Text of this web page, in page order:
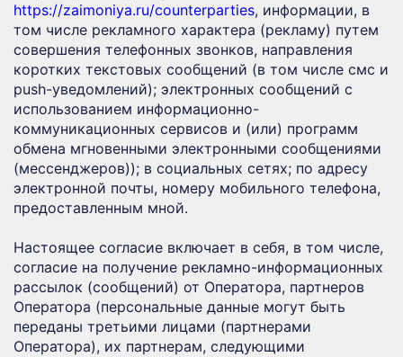
https://zaimoniya.ru/counterparties, информации, в
том числе рекламного характера (рекламу) путем
совершения телефонных звонков, направления
коротких текстовых сообщений (в том числе смс и
push-уведомлений); электронных сообщений с
использованием информационно-
коммуникационных сервисов и (или) программ
обмена мгновенными электронными сообщениями
(мессенджеров)); в социальных сетях; по адресу
электронной почты, номеру мобильного телефона,
предоставленным мной.
Настоящее согласие включает в себя, в том числе,
согласие на получение рекламно-информационных
рассылок (сообщений) от Оператора, партнеров
Оператора (персональные данные могут быть
переданы третьими лицами (партнерами
Оператора), их партнерам, следующими